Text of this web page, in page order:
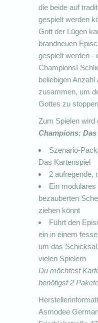
die beide auf
gespielt werden
Gott der Lügen
brandneuen
gespielt werden -
Champions!
beliebigen
zusammen, um
Gottes zu
Zum Spielen
Champions:
Szenario-
Das Kartenspiel
2 aufregende,
Ein
bezauberten
ziehen könnt
Führt den
ein in einem
um das
vielen Spielern
Du möchtest
benötigst 2
Asmodee